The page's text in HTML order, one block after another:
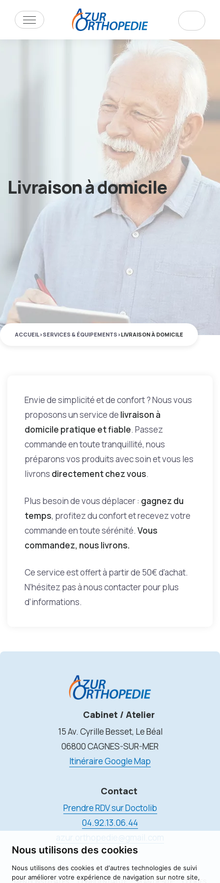
Nous utilisons des cookies
Nous utilisons des cookies et d'autres technologies de suivi
pour améliorer votre expérience de navigation sur notre site,
Livraison à domicile
ACCUEIL>SERVICES & ÉQUIPEMENTS >LIVRAISON À DOMICILE
Envie de simplicité et de confort ? Nous vous
proposons un service de livraison à
domicile pratique et fiable. Passez
commande en toute tranquillité, nous
préparons vos produits avec soin et vous les
livrons directement chez vous.
Plus besoin de vous déplacer : gagnez du
temps, profitez du confort et recevez votre
commande en toute sérénité. Vous
commandez, nous livrons.
Ce service est offert à partir de 50€ d’achat.
N’hésitez pas à nous contacter pour plus
d’informations.
Cabinet / Atelier
15 Av. Cyrille Besset, Le Béal
06800 CAGNES-SUR-MER
Itinéraire Google Map
Contact
Prendre RDV sur Doctolib
04.92.13.06.44